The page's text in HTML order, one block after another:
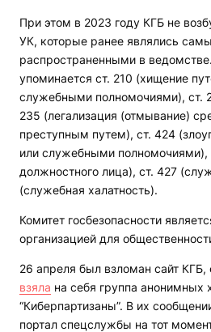
При этом в 2023 году КГБ не
УК, которые ранее являлись
распространенными в
упоминается ст. 210 (хищение
служебными полномочиями), ст.
235 (легализация (отмывание)
преступным путем), ст. 424
или служебными полномочиями),
должностного лица), ст. 427
(служебная халатность).
Комитет госбезопасности
организацией для
26 апреля был взломан сайт КГБ,
взяла на себя группа анонимных
“Киберпартизаны”. В их
портал спецслужбы на тот